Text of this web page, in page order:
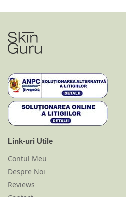
Link-uri Utile
Contul Meu
Despre Noi
Reviews